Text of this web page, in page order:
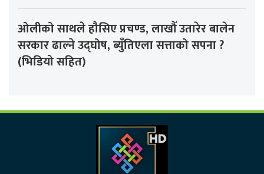
ओलीको साथले हौसिए प्रचण्ड, लाखौँ उतारेर बालेन
सरकार ढाल्ने उद्घोष, ब्युँतिएला सत्ताको सपना ?
(भिडियो सहित)